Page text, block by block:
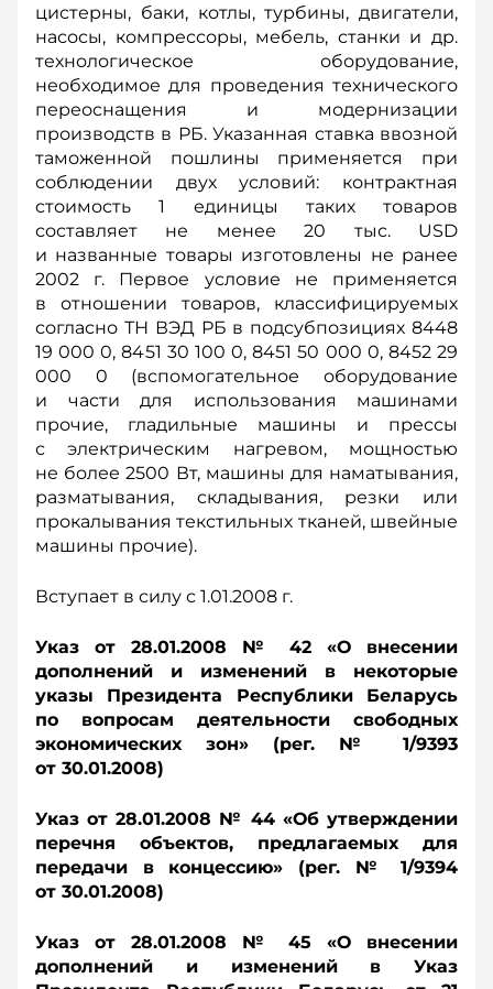
цистерны, баки, котлы, турбины, двигатели,
насосы, компрессоры, мебель, станки и др.
технологическое оборудование,
необходимое для проведения технического
переоснащения и модернизации
производств в РБ. Указанная ставка ввозной
таможенной пошлины применяется при
соблюдении двух условий: контрактная
стоимость 1 единицы таких товаров
составляет не менее 20 тыс. USD
и названные товары изготовлены не ранее
2002 г. Первое условие не применяется
в отношении товаров, классифицируемых
согласно ТН ВЭД РБ в подсубпозициях 8448
19 000 0, 8451 30 100 0, 8451 50 000 0, 8452 29
000 0 (вспомогательное оборудование
и части для использования машинами
прочие, гладильные машины и прессы
с электрическим нагревом, мощностью
не более 2500 Вт, машины для наматывания,
разматывания, складывания, резки или
прокалывания текстильных тканей, швейные
машины прочие).
Вступает в силу с 1.01.2008 г.
Указ от 28.01.2008 № 42 «О внесении
дополнений и изменений в некоторые
указы Президента Республики Беларусь
по вопросам деятельности свободных
экономических зон» (рег. № 1/9393
от 30.01.2008)
Указ от 28.01.2008 № 44 «Об утверждении
перечня объектов, предлагаемых для
передачи в концессию» (рег. № 1/9394
от 30.01.2008)
Указ от 28.01.2008 № 45 «О внесении
дополнений и изменений в Указ